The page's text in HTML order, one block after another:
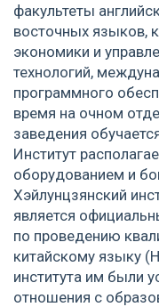
факультеты
восточных языков,
экономики и
технологий,
программного
время на очном
заведения
Институт
оборудованием и
Хэйлунцзянский
является
по проведению
китайскому языку
института им были
отношения с